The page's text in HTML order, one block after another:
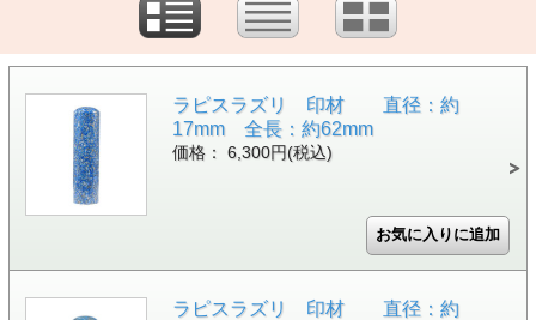
ラピスラズリ 印材 直径：約
17mm 全長：約62mm
価格： 6,300円(税込)
ラピスラズリ 印材 直径：約